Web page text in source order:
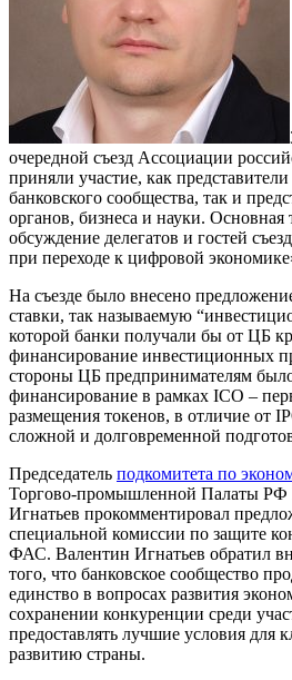
очередной съезд Ассоциации
приняли участие, как
банковского сообщества, так и
органов, бизнеса и науки. Основная
обсуждение делегатов и гостей
при переходе к цифровой
На съезде было внесено
ставки, так называемую
которой банки получали бы от ЦБ
финансирование инвестиционных
стороны ЦБ предпринимателям
финансирование в рамках ICO –
размещения токенов, в отличие от
сложной и долговременной
Председатель подкомитета по
Торгово-промышленной Палаты РФ
Игнатьев прокомментировал
специальной комиссии по защите
ФАС. Валентин Игнатьев обратил
того, что банковское сообщество
единство в вопросах развития
сохранении конкуренции среди
предоставлять лучшие условия для
развитию страны.